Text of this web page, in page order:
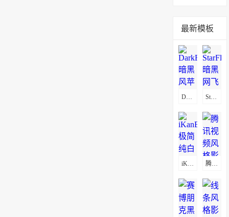
最新模板
StarFlix暗黑网飞风影视模板
腾讯视频风格影视模板